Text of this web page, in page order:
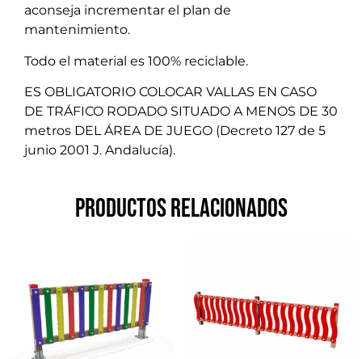
aconseja incrementar el plan de
mantenimiento.
Todo el material es 100% reciclable.
ES OBLIGATORIO COLOCAR VALLAS EN CASO
DE TRÁFICO RODADO SITUADO A MENOS DE 30
metros DEL ÁREA DE JUEGO (Decreto 127 de 5
junio 2001 J. Andalucía).
Productos relacionados